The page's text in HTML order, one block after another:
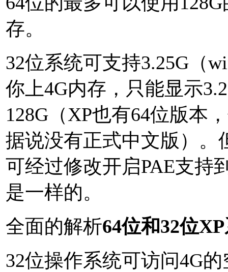
存。
32位系统可支持3.25G（
你上4G内存，只能显示
128G（XP也有64位版本
据说没有正式中文版）。
可经过修改开启PAE支持
是一样的。
全面的解析64位和32位
32位操作系统可访问4G